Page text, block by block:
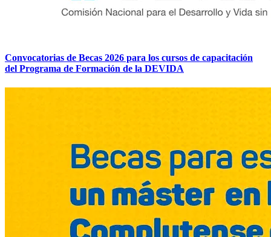
Convocatorias de Becas 2026 para los cursos de capacitación
del Programa de Formación de la DEVIDA